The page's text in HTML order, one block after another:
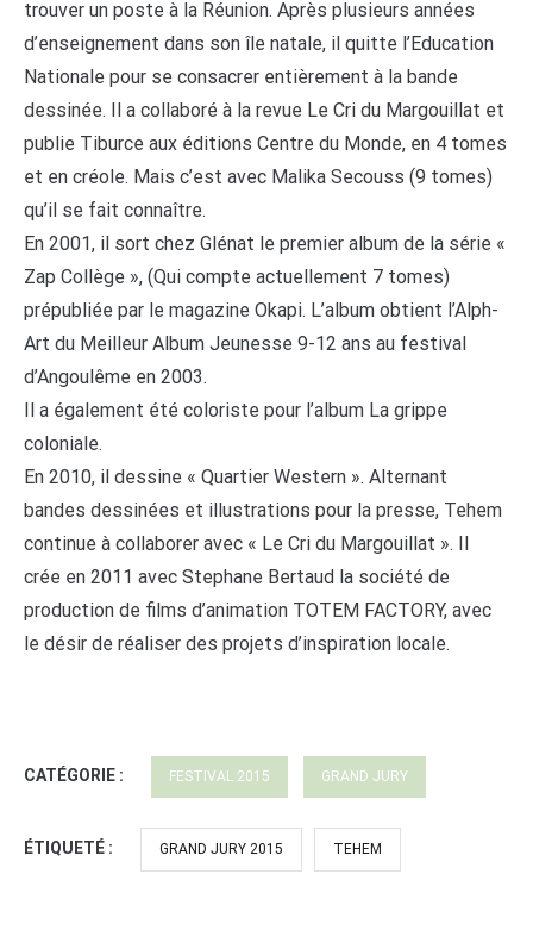
trouver un poste à la Réunion. Après plusieurs années
d’enseignement dans son île natale, il quitte l’Education
Nationale pour se consacrer entièrement à la bande
dessinée. Il a collaboré à la revue Le Cri du Margouillat et
publie Tiburce aux éditions Centre du Monde, en 4 tomes
et en créole. Mais c’est avec Malika Secouss (9 tomes)
qu’il se fait connaître.
En 2001, il sort chez Glénat le premier album de la série «
Zap Collège », (Qui compte actuellement 7 tomes)
prépubliée par le magazine Okapi. L’album obtient l’Alph-
Art du Meilleur Album Jeunesse 9-12 ans au festival
d’Angoulême en 2003.
Il a également été coloriste pour l’album La grippe
coloniale.
En 2010, il dessine « Quartier Western ». Alternant
bandes dessinées et illustrations pour la presse, Tehem
continue à collaborer avec « Le Cri du Margouillat ». Il
crée en 2011 avec Stephane Bertaud la société de
production de films d’animation TOTEM FACTORY, avec
le désir de réaliser des projets d’inspiration locale.
CATÉGORIE : FESTIVAL 2015 GRAND JURY
ÉTIQUETÉ : GRAND JURY 2015 TEHEM